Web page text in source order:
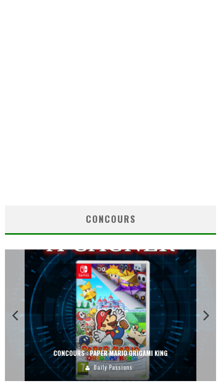
CONCOURS
CONCOURS : PAPER MARIO ORIGAMI KING
Daily Passions